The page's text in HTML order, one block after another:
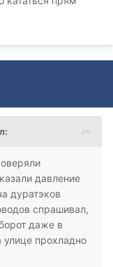
давление
дуратэков
спрашивал,
даже в
улице прохладно